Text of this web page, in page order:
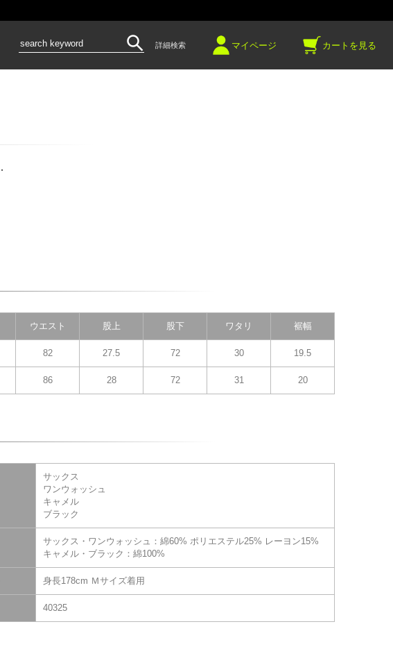
詳細検索 マイページ カートを見る
ウエスト 股上 股下 ワタリ 裾幅
82 27.5 72 30 19.5
86 28 72 31 20
サックス
ワンウォッシュ
キャメル
ブラック
サックス・ワンウォッシュ：綿60% ポリエステル25% レーヨン15%
キャメル・ブラック：綿100%
身長178cm Ｍサイズ着用
40325